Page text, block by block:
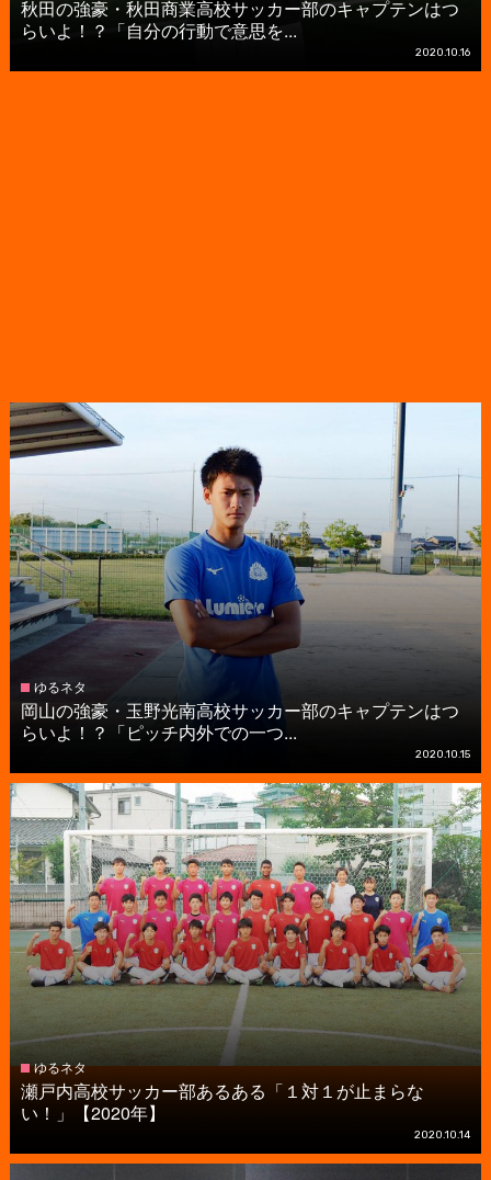
秋田の強豪・秋田商業高校サッカー部のキャプテンはつ
らいよ！？「自分の行動で意思を...
2020.10.16
ゆるネタ
岡山の強豪・玉野光南高校サッカー部のキャプテンはつ
らいよ！？「ピッチ内外での一つ...
2020.10.15
ゆるネタ
瀬戸内高校サッカー部あるある「１対１が止まらな
い！」【2020年】
2020.10.14